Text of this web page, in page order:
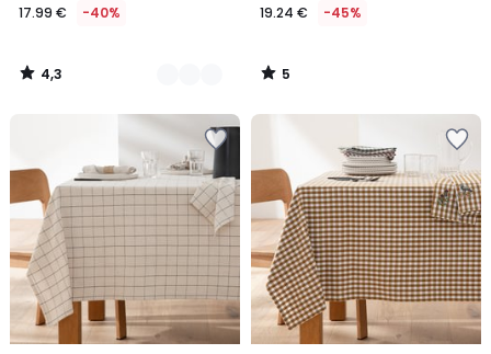
17.99 € -40%
4,3
/
19.24 € -45%
5
/